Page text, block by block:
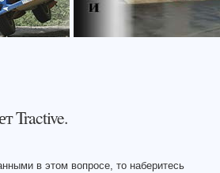
Tractive.
в этом вопросе, то наберитесь